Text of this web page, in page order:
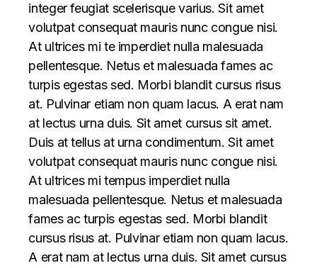
integer feugiat scelerisque varius. Sit amet
volutpat consequat mauris nunc congue nisi.
At ultrices mi te imperdiet nulla malesuada
pellentesque. Netus et malesuada fames ac
turpis egestas sed. Morbi blandit cursus risus
at. Pulvinar etiam non quam lacus. A erat nam
at lectus urna duis. Sit amet cursus sit amet.
Duis at tellus at urna condimentum. Sit amet
volutpat consequat mauris nunc congue nisi.
At ultrices mi tempus imperdiet nulla
malesuada pellentesque. Netus et malesuada
fames ac turpis egestas sed. Morbi blandit
cursus risus at. Pulvinar etiam non quam lacus.
A erat nam at lectus urna duis. Sit amet cursus